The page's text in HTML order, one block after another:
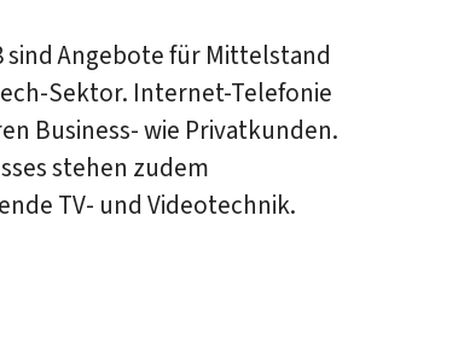
sind Angebote für Mittelstand
Sektor. Internet-Telefonie
Business- wie Privatkunden.
stehen zudem
TV- und Videotechnik.